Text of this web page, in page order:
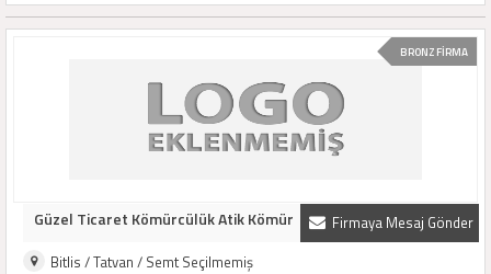
BRONZ FİRMA
Firmaya Mesaj Gönder
Güzel Ticaret Kömürcülük Atik Kömür
Bitlis / Tatvan / Semt Seçilmemiş